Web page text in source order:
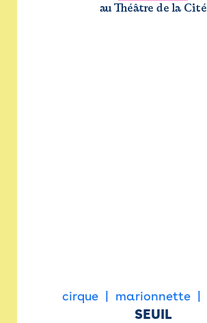
au Théâtre de la Cité
cirque marionnette
SEUIL